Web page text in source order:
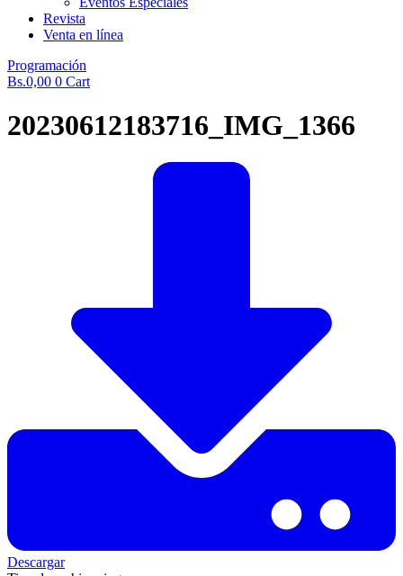
Revista
Venta en línea
Programación
Bs.0,00 0 Cart
20230612183716_IMG_1366
Descargar